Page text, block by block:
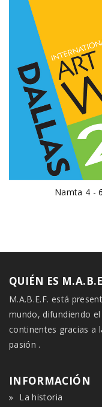
Namta 4 -
QUIÉN ES
M.A.B.E.F. está
mundo, difundiendo
continentes gracias a
pasión .
INFORMACIÓN
La historia